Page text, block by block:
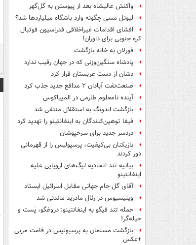
واکنش عالیشاه بعد از پیوستن به گل‌گهر
لیونل مسی چگونه وارد باشگاه میلیاردها شد؟
افشای اقدامات غیراخلاقی فدراسیون فوتبال
کره جنوبی برای داوران!
فورلان به خانه بازگشت
پادشاه سنگین‌وزنی که در جهان رقیب ندارد
دشان از دست عربستان فرار کرد
صنعت‌نفت آبادان ۲ مدافع جدید جذب کرد
آینده نامعلوم طارمی در المپیاکوس
بازگشت اندونگ به استقلال منتفی شد
فیفا توهین‌کنندگان به اینفانتینو را تهدید کرد
دردسر جدید برای سرخپوشان
بازیکنان بی‌کیفیت، پرسپولیس را از قهرمانی
دور کردند
بیانیه تند اتحادیه لیگ‌های اروپایی علیه
اینفانتینو
آقای گل جام جهانی مقابل اسرائیل ایستاد
وینیسیوس در رئال مادرید ماندنی شد
حمله تند فیگو به اینفانتینو: دروغگو، پَست‌ و
حیله‌گر!
بازگشت مسلمان به پرسپولیس در قامت مربی
+عکس